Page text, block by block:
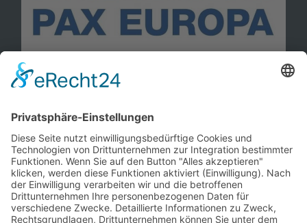
Kontakt
Mitglied werden!
Impressum
Datenschutz